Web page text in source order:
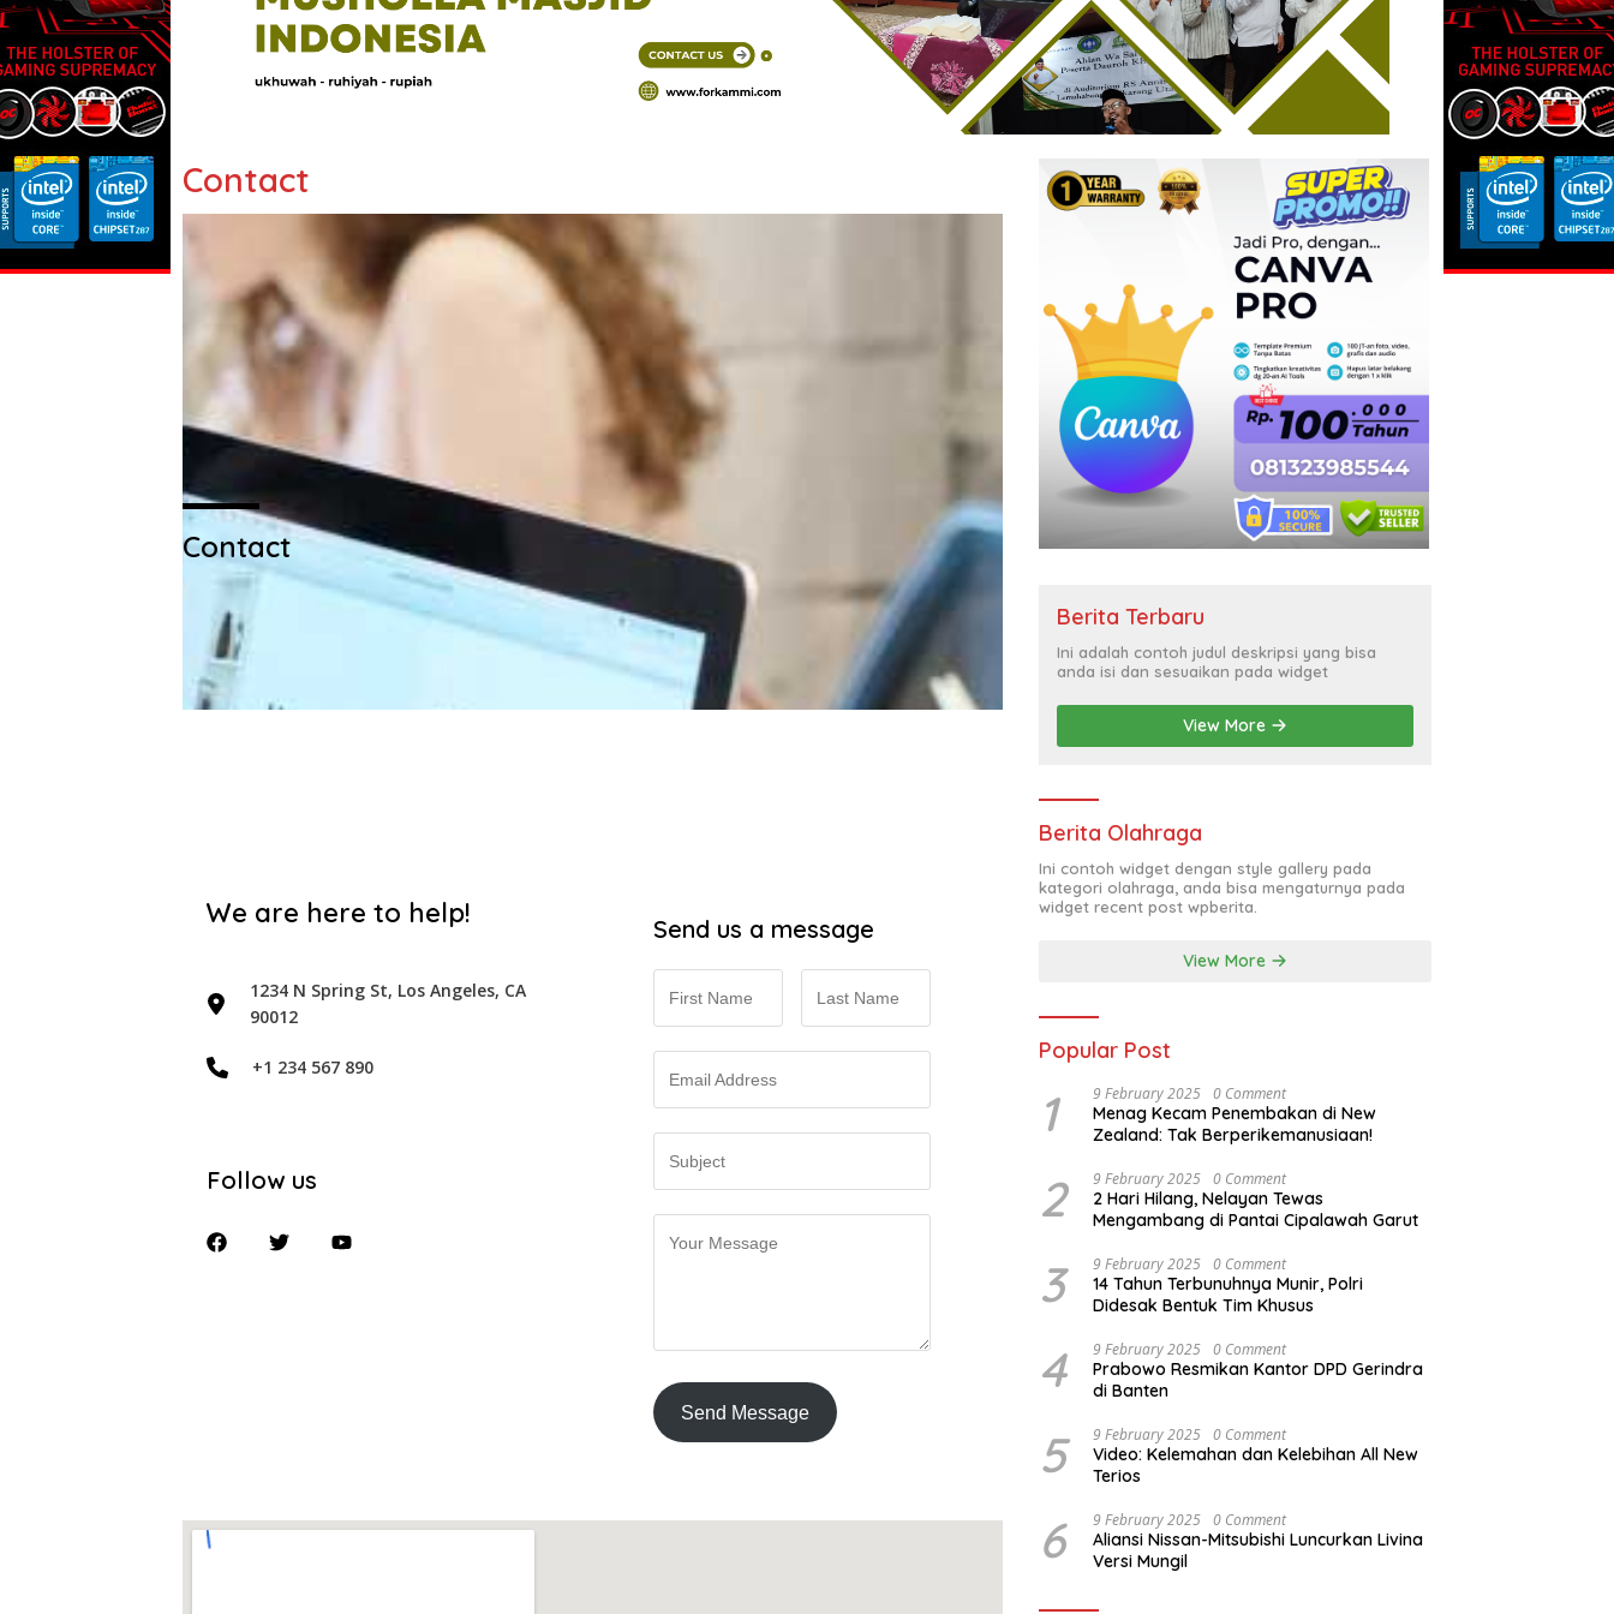
Contact
Contact
We are here to help!
1234 N Spring St, Los Angeles, CA
90012
+1 234 567 890
Follow us
Send us a message
Send Message
Berita Terbaru
Ini adalah contoh judul deskripsi yang bisa
anda isi dan sesuaikan pada widget
View More
Berita Olahraga
Ini contoh widget dengan style gallery pada
kategori olahraga, anda bisa mengaturnya pada
widget recent post wpberita.
View More
Popular Post
1 9 February 2025 0 Comment
Menag Kecam Penembakan di New
Zealand: Tak Berperikemanusiaan!
2 9 February 2025 0 Comment
2 Hari Hilang, Nelayan Tewas
Mengambang di Pantai Cipalawah Garut
3 9 February 2025 0 Comment
14 Tahun Terbunuhnya Munir, Polri
Didesak Bentuk Tim Khusus
4 9 February 2025 0 Comment
Prabowo Resmikan Kantor DPD Gerindra
di Banten
5 9 February 2025 0 Comment
Video: Kelemahan dan Kelebihan All New
Terios
6 9 February 2025 0 Comment
Aliansi Nissan-Mitsubishi Luncurkan Livina
Versi Mungil